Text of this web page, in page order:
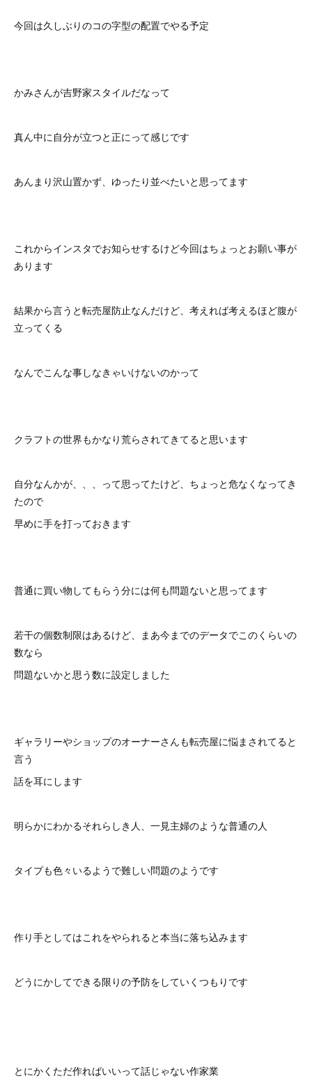
今回は久しぶりのコの字型の配置でやる予定
かみさんが吉野家スタイルだなって
真ん中に自分が立つと正にって感じです
あんまり沢山置かず、ゆったり並べたいと思ってます
これからインスタでお知らせするけど今回はちょっとお願い事が
あります
結果から言うと転売屋防止なんだけど、考えれば考えるほど腹が
立ってくる
なんでこんな事しなきゃいけないのかって
クラフトの世界もかなり荒らされてきてると思います
自分なんかが、、、って思ってたけど、ちょっと危なくなってき
たので
早めに手を打っておきます
普通に買い物してもらう分には何も問題ないと思ってます
若干の個数制限はあるけど、まあ今までのデータでこのくらいの
数なら
問題ないかと思う数に設定しました
ギャラリーやショップのオーナーさんも転売屋に悩まされてると
言う
話を耳にします
明らかにわかるそれらしき人、一見主婦のような普通の人
タイプも色々いるようで難しい問題のようです
作り手としてはこれをやられると本当に落ち込みます
どうにかしてできる限りの予防をしていくつもりです
とにかくただ作ればいいって話じゃない作家業